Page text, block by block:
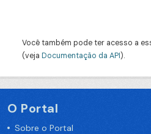
Você também pode ter acesso a
(veja Documentação da API).
O Portal
Sobre o Portal